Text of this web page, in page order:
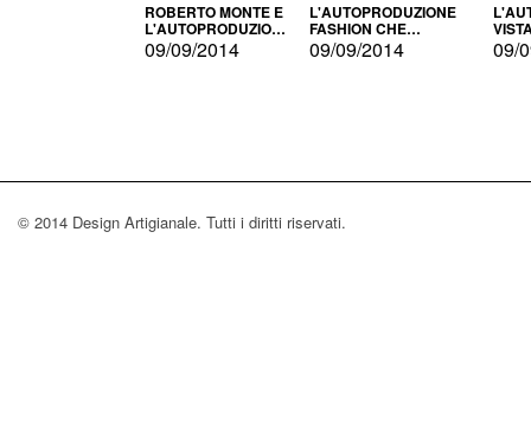
ROBERTO MONTE E
L'AUTOPRODUZIONE
CON IL CENSIMENTO
09/09/2014
L'AUTOPRODUZIONE
FASHION CHE
CONQUISTA GLI USA
09/09/2014 09/
© 2014 Design Artigianale. Tutti i diritti riservati.